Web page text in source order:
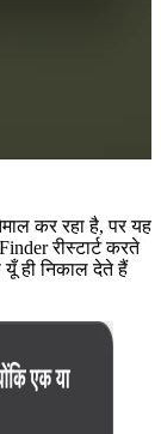
कर रहा है, पर यह
रीस्टार्ट करते
ही निकाल देते हैं